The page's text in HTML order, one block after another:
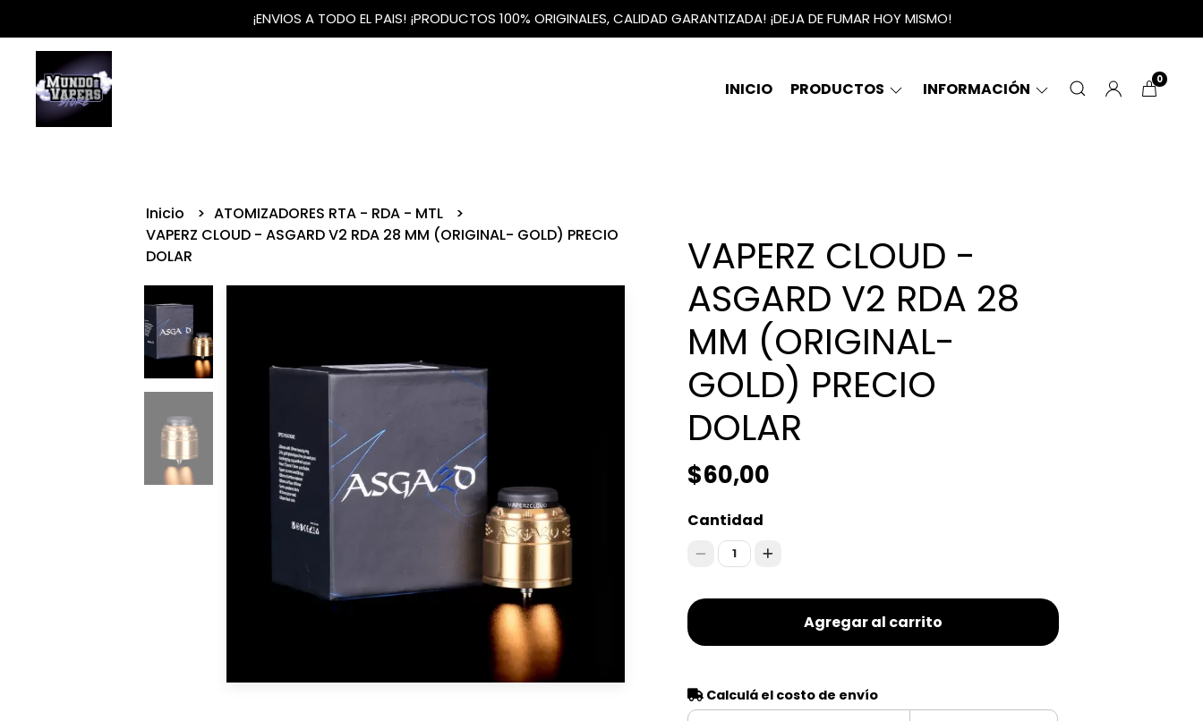
¡ENVIOS A TODO EL PAIS! ¡PRODUCTOS 100% ORIGINALES, CALIDAD GARANTIZADA! ¡DEJA DE FUMAR HOY MISMO!
INICIO PRODUCTOS INFORMACIÓN 0
Inicio
ATOMIZADORES RTA - RDA - MTL
VAPERZ CLOUD - ASGARD V2 RDA 28 MM (ORIGINAL- GOLD) PRECIO
DOLAR
VAPERZ CLOUD -
ASGARD V2 RDA 28
MM (ORIGINAL-
GOLD) PRECIO
DOLAR
$60,00
Cantidad
1
Agregar al carrito
Calculá el costo de envío